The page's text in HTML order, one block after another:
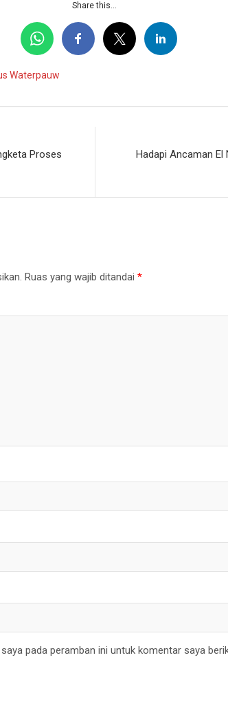
Share this...
Waterpauw
Proses
Hadapi Ancaman El
Ruas yang wajib ditandai *
pada peramban ini untuk komentar saya